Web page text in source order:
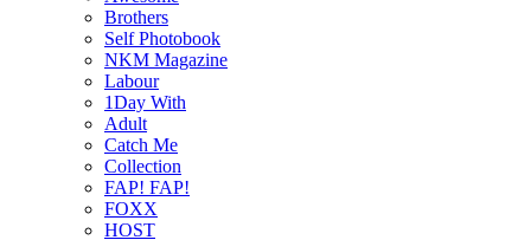
Brothers
Self Photobook
NKM Magazine
Labour
1Day With
Adult
Catch Me
Collection
FAP! FAP!
FOXX
HOST